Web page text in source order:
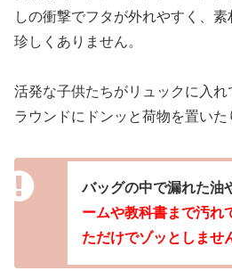
しの衝撃でフタが外れやすく、
珍しくありません。
活発な子供たちがリュックに入
ラウンドにドンッと荷物を置いた
バッグの中で漏れた油
ームや教科書まで汚
ただけでゾッとしませ